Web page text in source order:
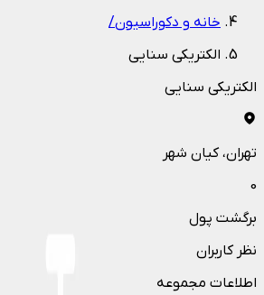
خانه و دکوراسیون/
الکتریکی سنایی
الکتریکی سنایی
تهران، کیان شهر
0
برگشت پول
نظر کاربران
اطلاعات مجموعه